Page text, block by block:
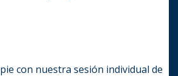
con nuestra sesión individual de